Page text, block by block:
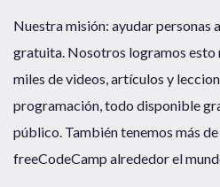
Nuestra misión: ayudar personas
gratuita. Nosotros logramos esto
miles de videos, artículos y
programación, todo disponible
público. También tenemos más
freeCodeCamp alrededor el